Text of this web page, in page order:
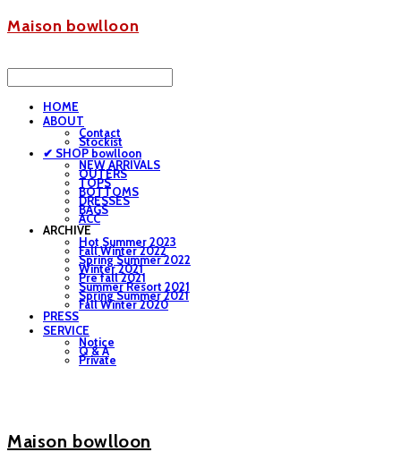
Maison bowlloon
HOME
ABOUT
Contact
Stockist
✔ SHOP bowlloon
NEW ARRIVALS
OUTERS
TOPS
BOTTOMS
DRESSES
BAGS
ACC
ARCHIVE
Hot Summer 2023
Fall Winter 2022
Spring Summer 2022
Winter 2021
Pre fall 2021
Summer Resort 2021
Spring Summer 2021
Fall Winter 2020
PRESS
SERVICE
Notice
Q & A
Private
Maison bowlloon